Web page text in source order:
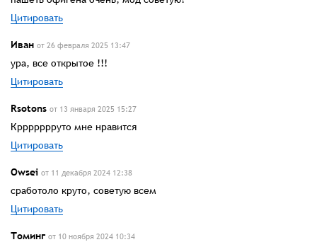
Цитировать
Иван от 26 февраля 2025 13:47
ура, все открытое !!!
Цитировать
Rsotons от 13 января 2025 15:27
Кррррррруто мне нравится
Цитировать
Owsei от 11 декабря 2024 12:38
сработоло круто, советую всем
Цитировать
Томинг от 10 ноября 2024 10:34